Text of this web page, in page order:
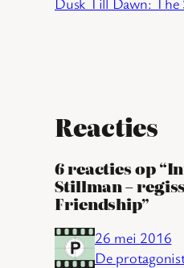
Reacties
6 reacties op
Stillman –
Friendship”
26 mei 2016
De